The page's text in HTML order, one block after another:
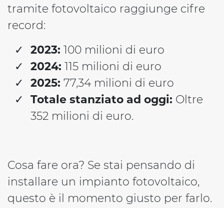
tramite fotovoltaico raggiunge cifre
record:
2023: 100 milioni di euro
2024: 115 milioni di euro
2025: 77,34 milioni di euro
Totale stanziato ad oggi: Oltre
352 milioni di euro.
Cosa fare ora? Se stai pensando di
installare un impianto fotovoltaico,
questo è il momento giusto per farlo.